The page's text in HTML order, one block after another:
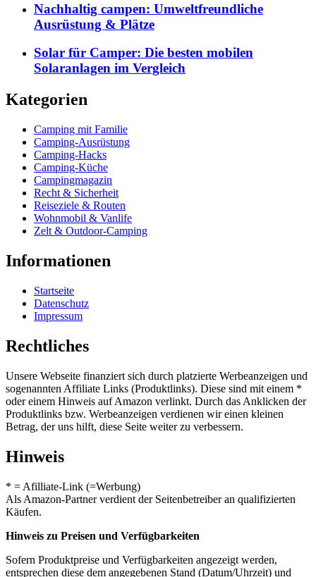
Nachhaltig campen: Umweltfreundliche
Ausrüstung & Plätze
Solar für Camper: Die besten mobilen
Solaranlagen im Vergleich
Kategorien
Camping mit Familie
Camping-Ausrüstung
Camping-Hacks
Camping-Küche
Campingmagazin
Recht & Sicherheit
Reiseziele & Routen
Wohnmobil & Vanlife
Zelt & Outdoor-Camping
Informationen
Startseite
Datenschutz
Impressum
Rechtliches
Unsere Webseite finanziert sich durch platzierte Werbeanzeigen und
sogenannten Affiliate Links (Produktlinks). Diese sind mit einem *
oder einem Hinweis auf Amazon verlinkt. Durch das Anklicken der
Produktlinks bzw. Werbeanzeigen verdienen wir einen kleinen
Betrag, der uns hilft, diese Seite weiter zu verbessern.
Hinweis
* = Afilliate-Link (=Werbung)
Als Amazon-Partner verdient der Seitenbetreiber an qualifizierten
Käufen.
Hinweis zu Preisen und Verfügbarkeiten
Sofern Produktpreise und Verfügbarkeiten angezeigt werden,
entsprechen diese dem angegebenen Stand (Datum/Uhrzeit) und